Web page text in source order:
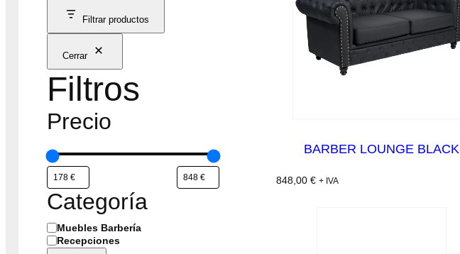
Filtrar productos
Cerrar
Filtros
Precio
Categoría
C
a
t
Muebles Barbería
Recepciones
BARBER LOUNGE BLACK
848,00 € + IVA